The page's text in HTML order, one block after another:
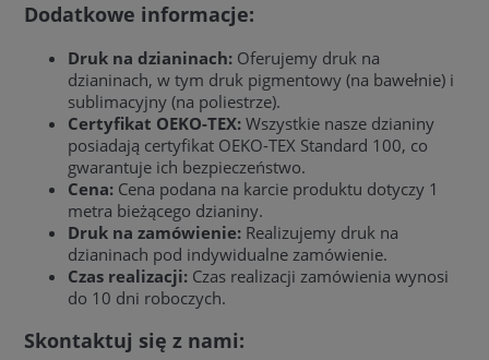
Dodatkowe informacje:
Druk na dzianinach: Oferujemy druk na
dzianinach, w tym druk pigmentowy (na bawełnie) i
sublimacyjny (na poliestrze).
Certyfikat OEKO-TEX: Wszystkie nasze dzianiny
posiadają certyfikat OEKO-TEX Standard 100, co
gwarantuje ich bezpieczeństwo.
Cena: Cena podana na karcie produktu dotyczy 1
metra bieżącego dzianiny.
Druk na zamówienie: Realizujemy druk na
dzianinach pod indywidualne zamówienie.
Czas realizacji: Czas realizacji zamówienia wynosi
do 10 dni roboczych.
Skontaktuj się z nami: